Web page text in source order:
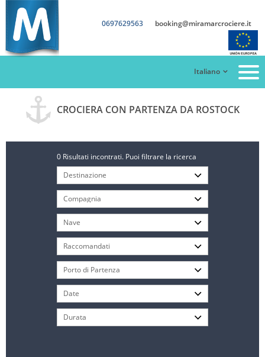
0697629563 booking@miramarcrociere.it
Italiano
CROCIERA CON PARTENZA DA ROSTOCK
0 Risultati incontrati. Puoi filtrare la ricerca